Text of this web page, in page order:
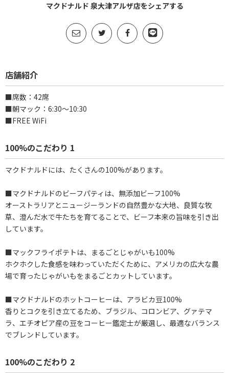
マクドナルド 泉大津アルザ店をシェアする
店舗紹介
■席数：42席
■朝マック：6:30～10:30
■FREE WiFi
100%のこだわり 1
マクドナルドには、たくさんの100%があります。
■マクドナルドのビーフパティは、無添加ビーフ100%
オーストラリアとニュージーランドの自然豊かな大地、良質な牧
草、澄んだ水で牛たちを育てることで、ビーフ本来の旨味を引き出
しています。
■マックフライポテトは、まるごとじゃがいも100%
ホクホクした食感を味わっていただくために、アメリカの広大な農
場で育ったじゃがいもをまるごとカットしています。
■マクドナルドのホットコーヒーは、アラビカ豆100%
香りとコクを引き立てるため、ブラジル、コロンビア、グァテマ
ラ、エチオピア産の豆をコーヒー鑑定士が厳選し、最適なバランス
でブレンドしています。
100%のこだわり 2